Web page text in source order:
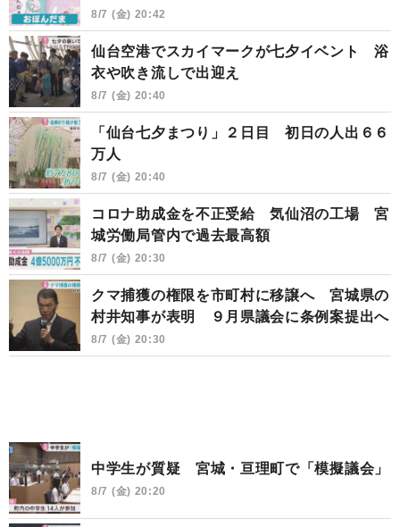
8/7 (金) 20:42
仙台空港でスカイマークが七夕イベント 浴
衣や吹き流しで出迎え
8/7 (金) 20:40
「仙台七夕まつり」２日目 初日の人出６６
万人
8/7 (金) 20:40
コロナ助成金を不正受給 気仙沼の工場 宮
城労働局管内で過去最高額
8/7 (金) 20:30
クマ捕獲の権限を市町村に移譲へ 宮城県の
村井知事が表明 ９月県議会に条例案提出へ
8/7 (金) 20:30
中学生が質疑 宮城・亘理町で「模擬議会」
8/7 (金) 20:20